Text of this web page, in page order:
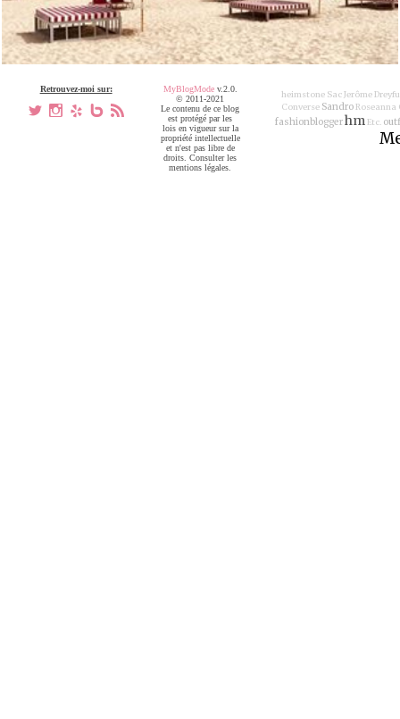
Retrouvez-moi sur:
a x h V ,
heimstone Sac Jerôme
Converse SandroRoseanna
fashionbloggerhmEtc.
MyBlogModev.2.0.
© 2011-2021
Le contenu de ce blog
est protégé par les
lois en vigueur sur la
propriété intellectuelle
et n'est pas libre de
droits. Consulter les
mentions légales.